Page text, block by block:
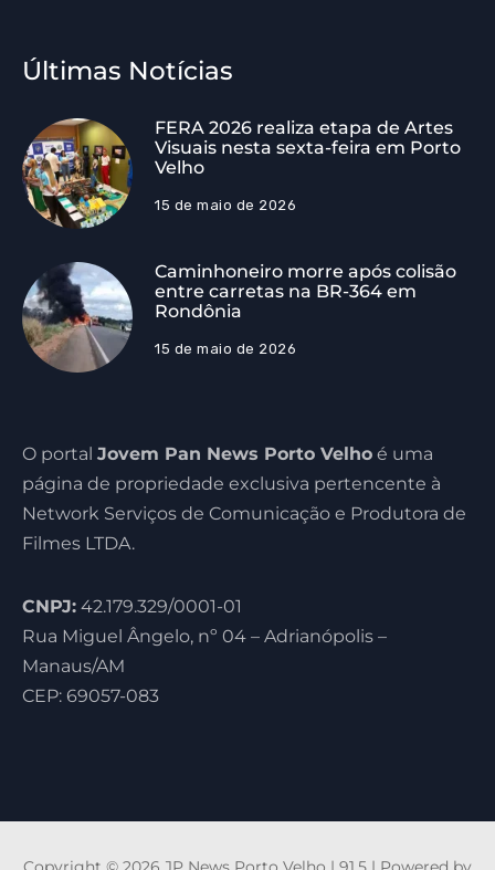
Últimas Notícias
FERA 2026 realiza etapa de Artes
Visuais nesta sexta-feira em Porto
Velho
15 de maio de 2026
Caminhoneiro morre após colisão
entre carretas na BR-364 em
Rondônia
15 de maio de 2026
O portal Jovem Pan News Porto Velho é uma
página de propriedade exclusiva pertencente à
Network Serviços de Comunicação e Produtora de
Filmes LTDA.
CNPJ: 42.179.329/0001-01
Rua Miguel Ângelo, nº 04 – Adrianópolis –
Manaus/AM
CEP: 69057-083